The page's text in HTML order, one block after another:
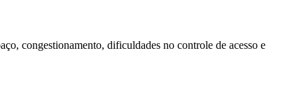
congestionamento, dificuldades no controle de acesso e